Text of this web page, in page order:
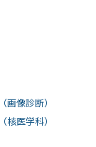
画像診断）
核医学科）